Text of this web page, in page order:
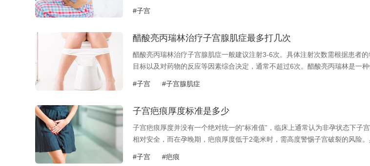
#子宫
醋酸亮丙瑞林治疗子宫腺肌症最多打几次
醋酸亮丙瑞林治疗子宫腺肌症一般建议注射3-6次。具体注射次数需根据患者
目标以及对药物的反应等因素综合决定，通常不超过6次。醋酸亮丙瑞林是一
#子宫 #子宫腺肌症
子宫疤痕厚度标准是多少
子宫疤痕厚度并没有一个绝对统一的“标准值”，临床上通常认为非孕状态下子
相对安全，而在孕晚期，疤痕厚度低于2毫米时，需高度警惕子宫破裂的风险
#子宫 #疤痕